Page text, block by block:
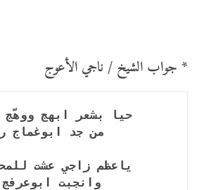
* جواب الشيخ / ناجي الأعوج